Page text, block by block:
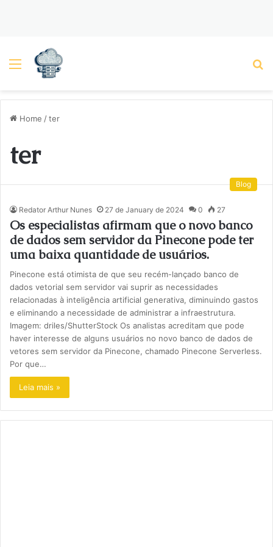
Menu
Home /ter
ter
Blog
Redator Arthur Nunes 27 de January de 2024 0 27
Os especialistas afirmam que o novo banco
de dados sem servidor da Pinecone pode ter
uma baixa quantidade de usuários.
Pinecone está otimista de que seu recém-lançado banco de
dados vetorial sem servidor vai suprir as necessidades
relacionadas à inteligência artificial generativa, diminuindo gastos
e eliminando a necessidade de administrar a infraestrutura.
Imagem: driles/ShutterStock Os analistas acreditam que pode
haver interesse de alguns usuários no novo banco de dados de
vetores sem servidor da Pinecone, chamado Pinecone Serverless.
Por que…
Leia mais »